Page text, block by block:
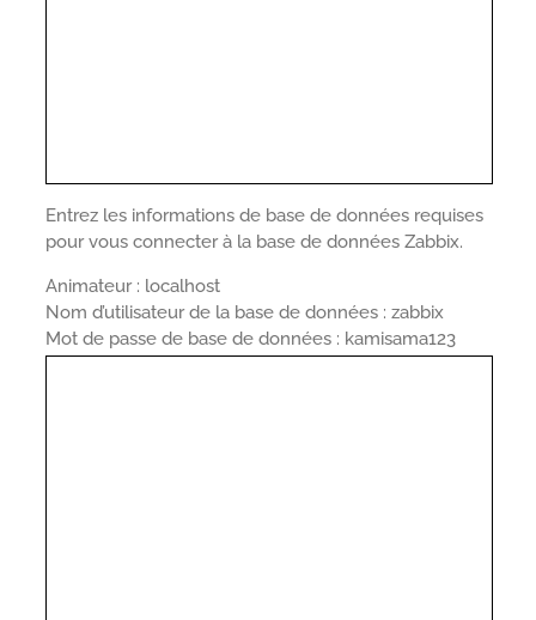
Entrez les informations de base de données requises
pour vous connecter à la base de données Zabbix.
Animateur : localhost
Nom d’utilisateur de la base de données : zabbix
Mot de passe de base de données : kamisama123